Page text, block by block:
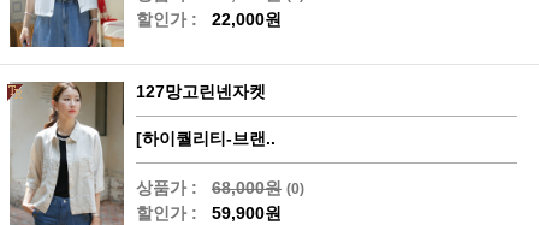
할인가 : 22,000원
127망고린넨자켓
[하이퀄리티-브랜..
상품가 : 68,000원 (0)
할인가 : 59,900원